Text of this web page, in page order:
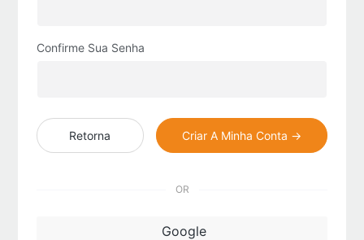
Confirme Sua Senha
Retorna Criar A Minha Conta →
OR
Google